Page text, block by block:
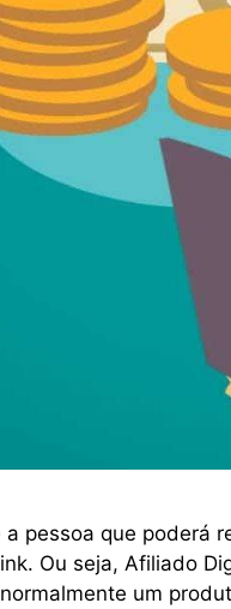
pessoa que poderá
Ou seja, Afiliado
um